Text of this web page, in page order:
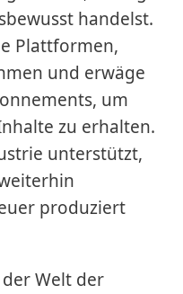
handelst.
Plattformen,
und erwäge
um
zu erhalten.
unterstützt,
produziert
Welt der